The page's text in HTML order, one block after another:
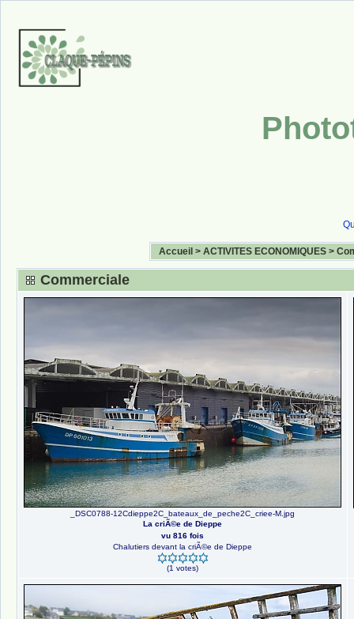
Accueil > ACTIVITES ECONOMIQUES>
Commerciale
_DSC0788-12Cdieppe2C_bateaux_de_peche2C_criee-M.jpg
La criÃ©e de Dieppe
vu 816 fois
Chalutiers devant la criÃ©e de Dieppe
(1 votes)